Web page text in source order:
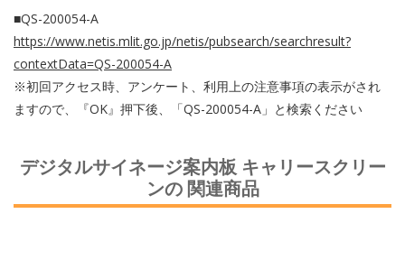
■QS-200054-A
https://www.netis.mlit.go.jp/netis/pubsearch/searchresult?
contextData=QS-200054-A
※初回アクセス時、アンケート、利用上の注意事項の表示がされ
ますので、『OK』押下後、「QS-200054-A」と検索ください
デジタルサイネージ案内板 キャリースクリー
ンの 関連商品